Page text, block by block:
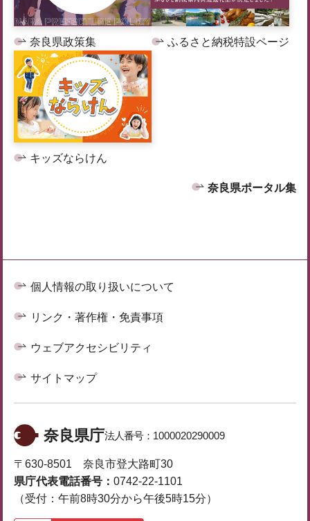
奈良県政策集 ふるさと納税特設ページ
キッズならけん
奈良県ポータル集
個人情報の取り扱いについて
リンク・著作権・免責事項
ウェブアクセシビリティ
サイトマップ
奈良県庁法人番号： 1000020290009
〒630-8501 奈良市登大路町30
県庁代表電話番号： 0742-22-1101
（受付：午前8時30分から午後5時15分）